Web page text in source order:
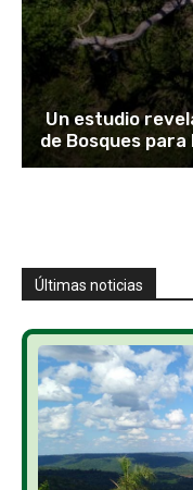
Un estudio
de Bosques
Últimas noticias